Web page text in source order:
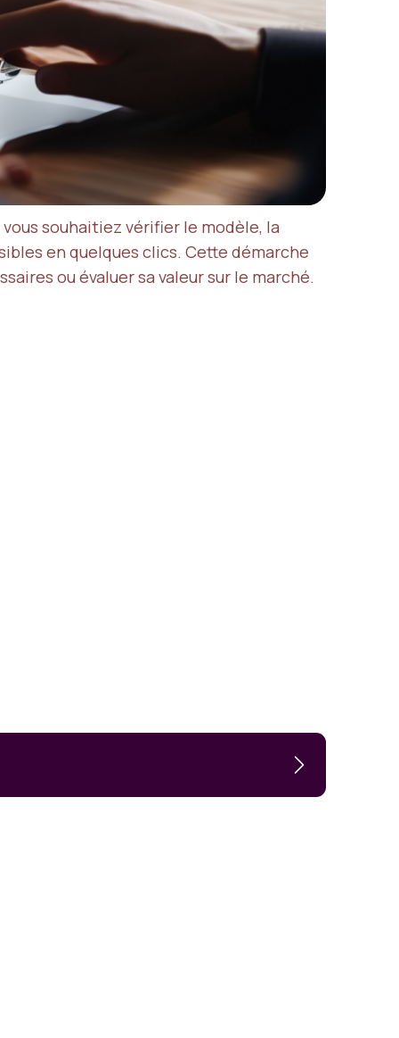
souhaitiez vérifier le modèle, la
en quelques clics. Cette démarche
ou évaluer sa valeur sur le marché.